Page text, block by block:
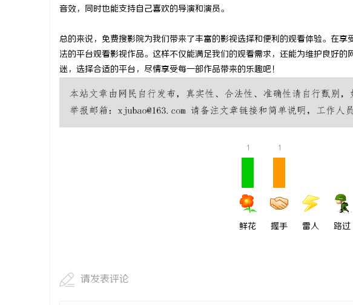
音效，同时也能支持自己喜欢的导演和演员。
总的来说，免费搜影院为我们带来了丰富的影视选择和便利的观看体验。在
法的平台观看影视作品。这样不仅能满足我们的观看需求，还能为维护良好
迷，选择合适的平台，尽情享受每一部作品带来的乐趣吧！
1
鲜花
1
握手 雷人 路过
请发表评论